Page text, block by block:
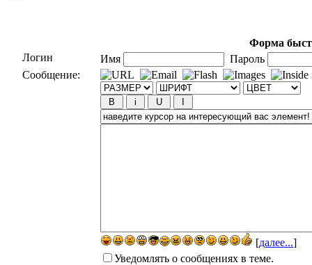
Форма
Логин
Имя
Пароль
Сообщение:
[далее...]
Уведомлять о сообщениях в теме.